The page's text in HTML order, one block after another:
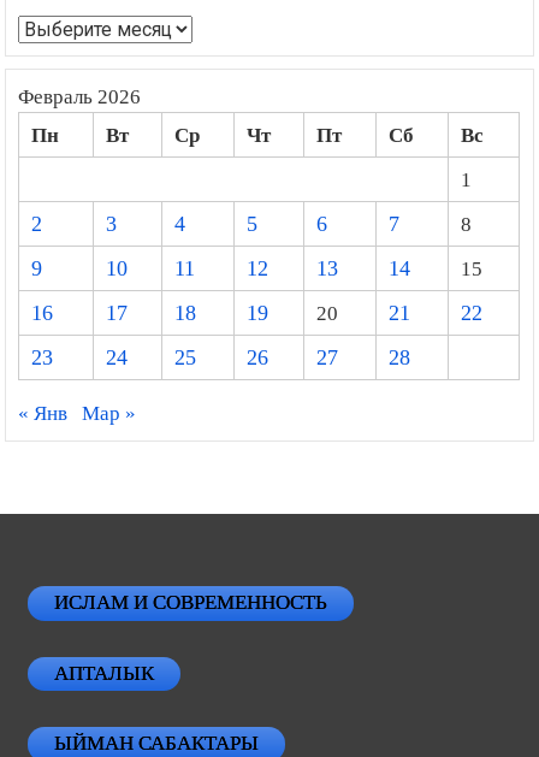
Архивы
Февраль 2026
Пн Вт Ср Чт Пт Сб
Вс
1
2
3 4 5 6 7
8
9
10 11 12 13 14
15
16
17 18 19 20 21
22
23
24 25 26 27 28
« Янв Мар »
ИСЛАМ И СОВРЕМЕННОСТЬ
АПТАЛЫК
ЫЙМАН САБАКТАРЫ